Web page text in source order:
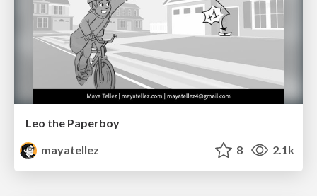
Leo the Paperboy
mayatellez
8 2.1k